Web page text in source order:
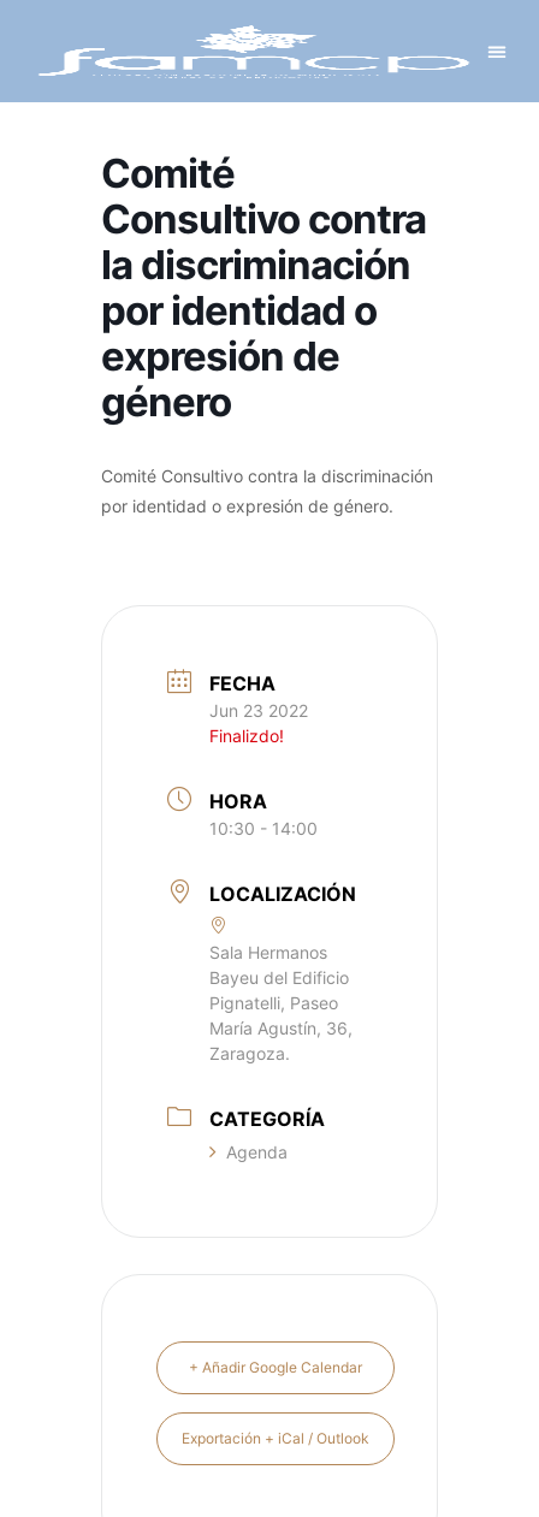
Comité
Consultivo contra
la discriminación
por identidad o
expresión de
género
Comité Consultivo contra la discriminación
por identidad o expresión de género.
FECHA
Jun 23 2022
Finalizdo!
HORA
10:30 - 14:00
LOCALIZACIÓN
Sala Hermanos
Bayeu del Edificio
Pignatelli, Paseo
María Agustín, 36,
Zaragoza.
CATEGORÍA
Agenda
+ Añadir Google Calendar
Exportación + iCal / Outlook